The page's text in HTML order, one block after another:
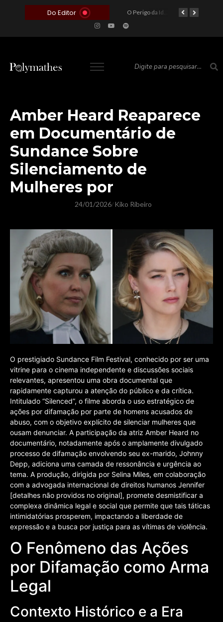
Do Editor
A Roleta da Miséria: Quando a Devoção Cega Encontra o Link na Bio. A Queda do Brasileiro Pelas Mãos de Seus Influencers.
Amber Heard Reaparece
em Documentário de
Sundance Sobre
Silenciamento de
Mulheres por
24/01/2026/ Kiko Ribeiro
O prestigiado Sundance Film Festival, conhecido por ser uma
vitrine para o cinema independente e discussões sociais
relevantes, apresentou uma obra documental que
rapidamente capturou a atenção do público e da crítica.
Intitulado “Silenced”, o filme aborda o uso estratégico de
ações por difamação por parte de homens acusados de
abuso, com o objetivo explícito de silenciar mulheres que
ousam denunciar. A participação da atriz Amber Heard no
documentário, notadamente após o amplamente divulgado
processo de difamação envolvendo seu ex-marido, Johnny
Depp, adiciona uma camada de ressonância e urgência ao
tema. A produção, dirigida por Selina Miles, em colaboração
com a advogada internacional de direitos humanos Jennifer
[detalhes não providos no original], promete desmistificar a
complexa dinâmica legal e social que permite que tais táticas
intimidatórias prosperem, impactando a liberdade de
expressão e a busca por justiça para as vítimas de violência.
O Fenômeno das Ações
por Difamação como Arma
Legal
Contexto Histórico e a Era